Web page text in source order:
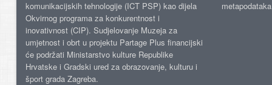
komunikacijskih tehnologije (ICT PSP) kao dijela
Okvirnog programa za konkurentnost i
inovativnost (CIP). Sudjelovanje Muzeja za
umjetnost i obrt u projektu Partage Plus financijski
će podržati Ministarstvo kulture Republike
Hrvatske i Gradski ured za obrazovanje, kulturu i
šport grada Zagreba.